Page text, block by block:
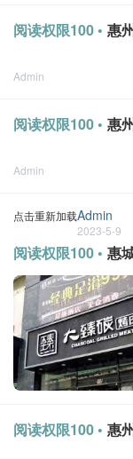
阅读权限100 • 惠
Admin
阅读权限100 • 惠
Admin
点击重新加载Admin
2023-5-9
阅读权限100 • 惠
阅读权限100 • 惠